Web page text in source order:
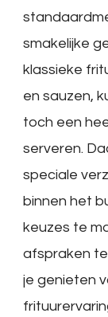
smakelijke
klassieke
en sauzen,
toch een
serveren.
speciale
binnen het
keuzes te
afspraken
je genieten